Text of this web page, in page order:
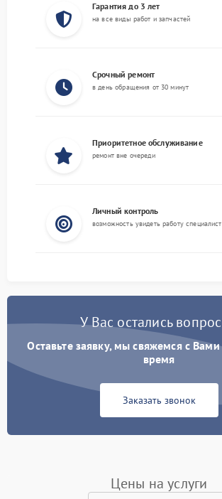
Гарантия до 3 лет
на все виды работ и запчастей
Срочный ремонт
в день обращения от 30 минут
Приоритетное обслуживание
ремонт вне очереди
Личный контроль
возможность увидеть работу
У Вас остались
Оставьте заявку, мы свяжемся с
время
Заказать звонок
Цены на услуги